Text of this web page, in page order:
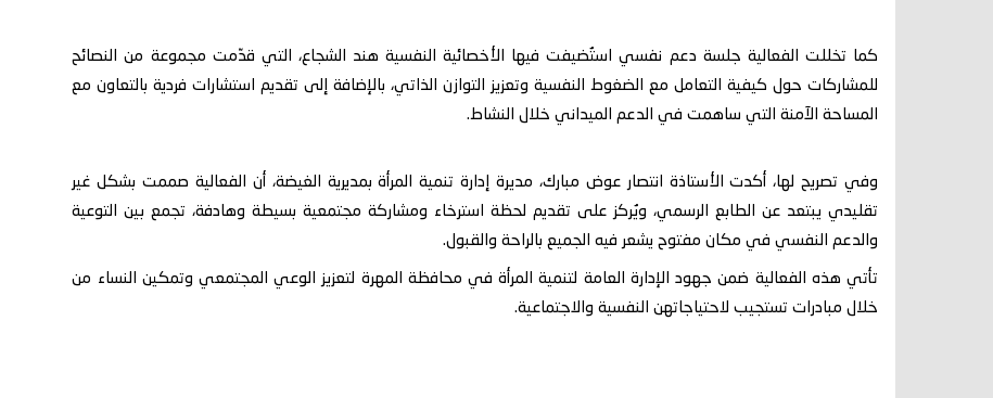
كما تخللت الفعالية جلسة دعم نفسي استُضيفت فيها الأخصائية النفسية هند الشجاع، التي قدّمت مجموعة من النصائح
للمشاركات حول كيفية التعامل مع الضغوط النفسية وتعزيز التوازن الذاتي، بالإضافة إلى تقديم استشارات فردية بالتعاون مع
المساحة الآمنة التي ساهمت في الدعم الميداني خلال النشاط.
وفي تصريح لها، أكدت الأستاذة انتصار عوض مبارك، مديرة إدارة تنمية المرأة بمديرية الغيضة، أن الفعالية صممت بشكل غير
تقليدي يبتعد عن الطابع الرسمي، ويُركز على تقديم لحظة استرخاء ومشاركة مجتمعية بسيطة وهادفة، تجمع بين التوعية
والدعم النفسي في مكان مفتوح يشعر فيه الجميع بالراحة والقبول.
تأتي هذه الفعالية ضمن جهود الإدارة العامة لتنمية المرأة في محافظة المهرة لتعزيز الوعي المجتمعي وتمكين النساء من
خلال مبادرات تستجيب لاحتياجاتهن النفسية والاجتماعية.